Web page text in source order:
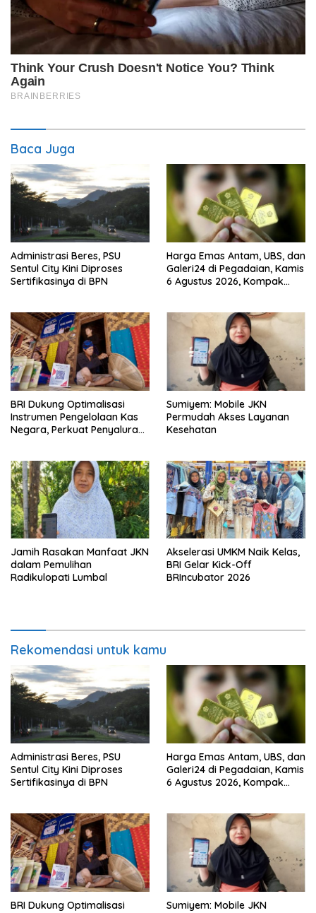
Baca Juga
Administrasi Beres, PSU
Sentul City Kini Diproses
Sertifikasinya di BPN
Harga Emas Antam, UBS, dan
Galeri24 di Pegadaian, Kamis
6 Agustus 2026, Kompak
BRI Dukung Optimalisasi
Instrumen Pengelolaan Kas
Negara, Perkuat Penyaluran
Sumiyem: Mobile JKN
Permudah Akses Layanan
Kesehatan
Jamih Rasakan Manfaat JKN
dalam Pemulihan
Radikulopati Lumbal
Akselerasi UMKM Naik Kelas,
BRI Gelar Kick-Off
BRIncubator 2026
Rekomendasi untuk kamu
Administrasi Beres, PSU
Sentul City Kini Diproses
Sertifikasinya di BPN
Harga Emas Antam, UBS, dan
Galeri24 di Pegadaian, Kamis
6 Agustus 2026, Kompak
BRI Dukung Optimalisasi
Sumiyem: Mobile JKN